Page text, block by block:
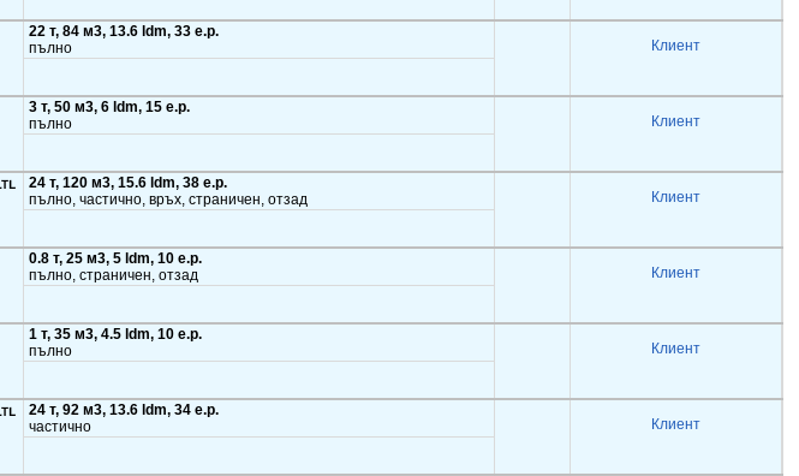
22 т, 84 м3, 13.6 ldm, 33 e.p.
пълно
Клиент
3 т, 50 м3, 6 ldm, 15 e.p.
пълно
Клиент
24 т, 120 м3, 15.6 ldm, 38 e.p.
пълно, частично, връх, страничен, отзад
Клиент
0.8 т, 25 м3, 5 ldm, 10 e.p.
пълно, страничен, отзад
Клиент
1 т, 35 м3, 4.5 ldm, 10 e.p.
пълно
Клиент
24 т, 92 м3, 13.6 ldm, 34 e.p.
частично
Клиент